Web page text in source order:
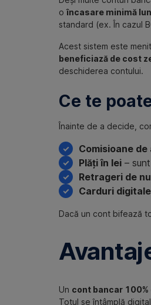
oîncasare minimă
standard (ex. În cazul
Acest sistem este
beneficiază de cost
deschiderea contului.
Ce te
Înainte de a decide,
Comisioane
Plăți în lei –
Retrageri de
Carduri
Dacă un cont bifează
Un cont bancar 100%
Totul se întâmplă